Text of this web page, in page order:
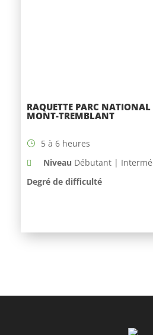
RAQUETTE PARC NATIONAL
MONT-TREMBLANT
5 à 6 heures
Niveau Débutant |
Degré de difficulté